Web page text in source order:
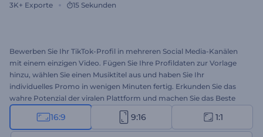
3K+ Exporte 15 Sekunden
Bewerben Sie Ihr TikTok-Profil in mehreren Social Media-Kanälen
mit einem einzigen Video. Fügen Sie Ihre Profildaten zur Vorlage
hinzu, wählen Sie einen Musiktitel aus und haben Sie Ihr
individuelles Promo in wenigen Minuten fertig. Erkunden Sie das
wahre Potenzial der viralen Plattform und machen Sie das Beste
aus dem, was sie zu bieten hat. Probieren Sie die TikTok-
Profilförderung aus!
16:9 9:16 1:1